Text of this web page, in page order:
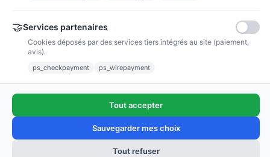
Ajouter au panier
Nous suivre
Newsletter
Voir tous les avis boutique
🤝Services partenaires
Cookies déposés par des services tiers intégrés au site (paiement,
avis).
ps_checkpayment ps_wirepayment
Tout accepter
Sauvegarder mes choix
Tout refuser